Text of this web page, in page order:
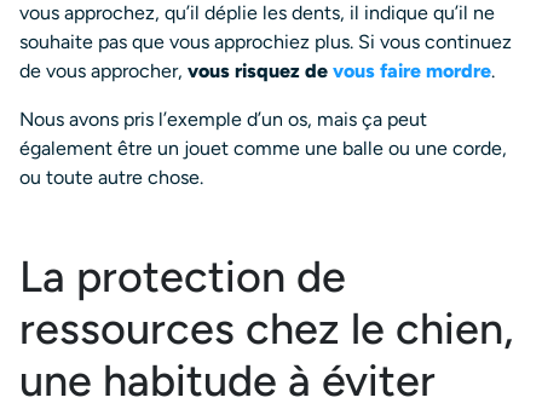
vous approchez, qu’il déplie les dents, il indique qu’il ne
souhaite pas que vous approchiez plus. Si vous continuez
de vous approcher, vous risquez de vous faire mordre.
Nous avons pris l’exemple d’un os, mais ça peut
également être un jouet comme une balle ou une corde,
ou toute autre chose.
La protection de
ressources chez le chien,
une habitude à éviter